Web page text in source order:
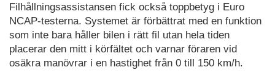
Filhållningsassistansen fick också toppbetyg i Euro
NCAP-testerna. Systemet är förbättrat med en funktion
som inte bara håller bilen i rätt fil utan hela tiden
placerar den mitt i körfältet och varnar föraren vid
osäkra manövrar i en hastighet från 0 till 150 km/h.